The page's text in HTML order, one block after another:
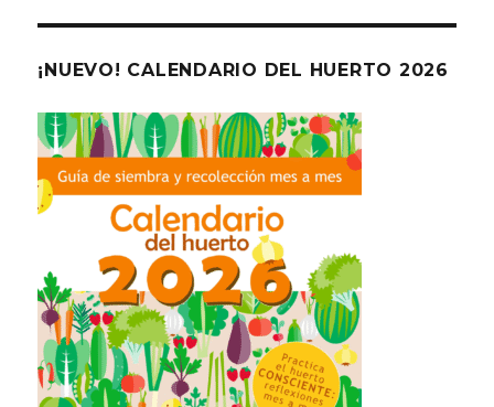
¡NUEVO! CALENDARIO DEL HUERTO 2026